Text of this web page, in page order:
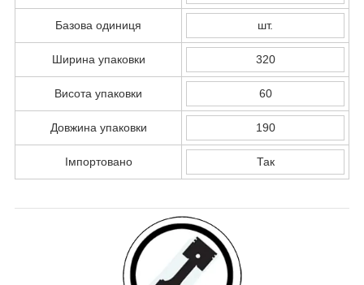
Базова одиниця шт.
Ширина упаковки 320
Висота упаковки 60
Довжина упаковки 190
Імпортовано Так